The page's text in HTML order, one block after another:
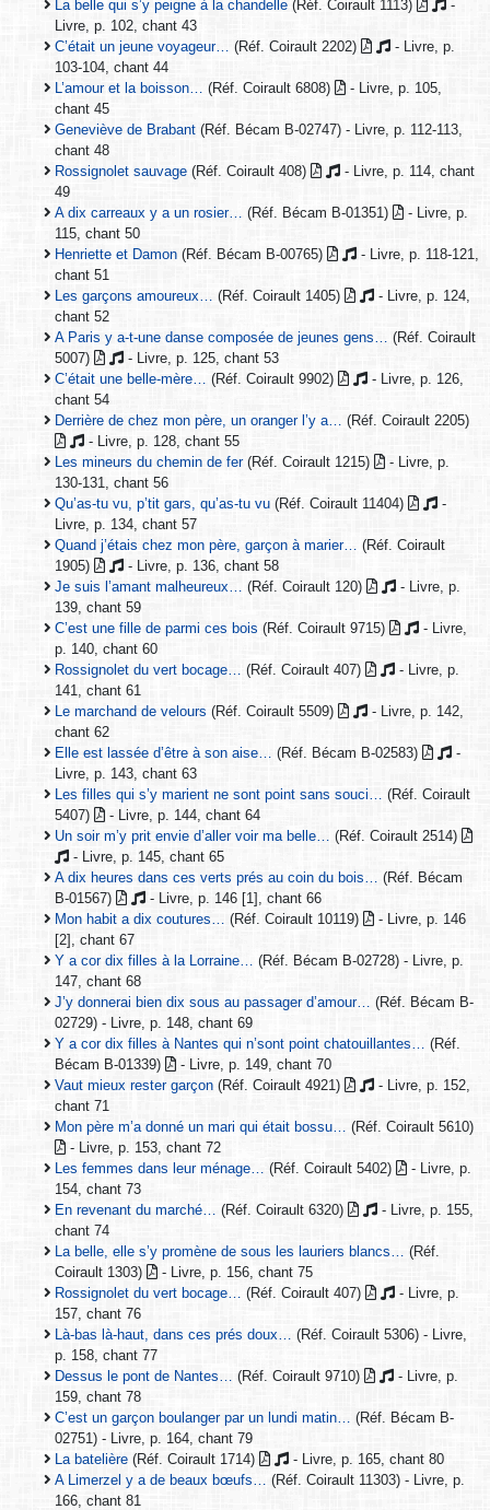
La belle qui s’y peigne à la chandelle (Réf. Coirault 1113)
-
Livre, p. 102, chant 43
C’était un jeune voyageur…
(Réf. Coirault 2202)
- Livre, p.
103-104, chant 44
L’amour et la boisson…
(Réf. Coirault 6808)
- Livre, p. 105,
chant 45
Geneviève de Brabant (Réf. Bécam B-02747) - Livre, p. 112-113,
chant 48
Rossignolet sauvage (Réf. Coirault 408)
- Livre, p. 114, chant
49
A dix carreaux y a un rosier…
(Réf. Bécam B-01351)
- Livre, p.
115, chant 50
Henriette et Damon (Réf. Bécam B-00765)
- Livre, p. 118-121,
chant 51
Les garçons amoureux…
(Réf. Coirault 1405)
- Livre, p. 124,
chant 52
A Paris y a-t-une danse composée de jeunes gens…
(Réf. Coirault
5007)
- Livre, p. 125, chant 53
C’était une belle-mère…
(Réf. Coirault 9902)
- Livre, p. 126,
chant 54
Derrière de chez mon père, un oranger l’y a…
(Réf. Coirault 2205)
- Livre, p. 128, chant 55
Les mineurs du chemin de fer(Réf. Coirault 1215)
- Livre, p.
130-131, chant 56
Qu’as-tu vu, p’tit gars, qu’as-tu vu (Réf. Coirault 11404)
-
Livre, p. 134, chant 57
Quand j’étais chez mon père, garçon à marier…
(Réf. Coirault
1905)
- Livre, p. 136, chant 58
Je suis l’amant malheureux…
(Réf. Coirault 120)
- Livre, p.
139, chant 59
C’est une fille de parmi ces bois (Réf. Coirault 9715)
- Livre,
p. 140, chant 60
Rossignolet du vert bocage…
(Réf. Coirault 407)
- Livre, p.
141, chant 61
Le marchand de velours (Réf. Coirault 5509)
- Livre, p. 142,
chant 62
Elle est lassée d’être à son aise…
(Réf. Bécam B-02583)
-
Livre, p. 143, chant 63
Les filles qui s’y marient ne sont point sans souci…
(Réf. Coirault
5407)
- Livre, p. 144, chant 64
Un soir m’y prit envie d’aller voir ma belle…
(Réf. Coirault 2514)
- Livre, p. 145, chant 65
A dix heures dans ces verts prés au coin du bois…
(Réf. Bécam
B-01567)
- Livre, p. 146 [1], chant 66
Mon habit a dix coutures…
(Réf. Coirault 10119)
- Livre, p. 146
[2], chant 67
Y a cor dix filles à la Lorraine…
(Réf. Bécam B-02728) - Livre, p.
147, chant 68
J’y donnerai bien dix sous au passager d’amour…
(Réf. Bécam B-
02729) - Livre, p. 148, chant 69
Y a cor dix filles à Nantes qui n’sont point chatouillantes…
(Réf.
Bécam B-01339)
- Livre, p. 149, chant 70
Vaut mieux rester garçon (Réf. Coirault 4921)
- Livre, p. 152,
chant 71
Mon père m’a donné un mari qui était bossu…
(Réf. Coirault 5610)
- Livre, p. 153, chant 72
Les femmes dans leur ménage…
(Réf. Coirault 5402)
- Livre, p.
154, chant 73
En revenant du marché…
(Réf. Coirault 6320)
- Livre, p. 155,
chant 74
La belle, elle s’y promène de sous les lauriers blancs…
(Réf.
Coirault 1303)
- Livre, p. 156, chant 75
Rossignolet du vert bocage…
(Réf. Coirault 407)
- Livre, p.
157, chant 76
Là-bas là-haut, dans ces prés doux…
(Réf. Coirault 5306) - Livre,
p. 158, chant 77
Dessus le pont de Nantes…
(Réf. Coirault 9710)
- Livre, p.
159, chant 78
C’est un garçon boulanger par un lundi matin…
(Réf. Bécam B-
02751) - Livre, p. 164, chant 79
La batelière (Réf. Coirault 1714)
- Livre, p. 165, chant 80
A Limerzel y a de beaux bœufs…
(Réf. Coirault 11303) - Livre, p.
166, chant 81